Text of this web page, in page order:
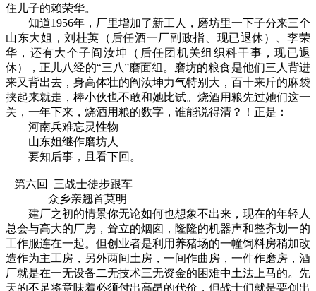
住儿子的赖荣华。
知道1956年，厂里增加了新工人，磨坊里一下子分来三个
山东大姐，刘桂英（后任酒一厂副政指、现已退休）、李荣
华，还有大个子阎汝坤（后任团机关组织科干事，现已退
休），正儿八经的“三八”磨面组。磨坊的粮食是他们三人背进
来又背出去，身高体壮的阎汝坤力气特别大，百十来斤的麻袋
挟起来就走，棒小伙也不敢和她比试。烧酒用粮先过她们这一
关，一年下来，烧酒用粮的数字，谁能说得清？！正是：
河南兵难忘灵性物
山东姐继作磨坊人
要知后事，且看下回。
第六回 三战士徒步跟车
众乡亲翘首莫明
建厂之初的情景你无论如何也想象不出来，现在的年轻人
总会与高大的厂房，耸立的烟囱，隆隆的机器声和整齐划一的
工作服连在一起。但创业者是利用养猪场的一幢饲料房稍加改
造作为主工房，另外两间土房，一间作曲房，一件作磨房，酒
厂就是在一无设备二无技术三无资金的困难中土法上马的。先
天的不足将意味着必须付出高昂的代价，但战士们就是要创出